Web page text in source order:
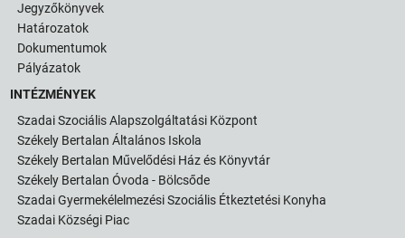
Jegyzőkönyvek
Határozatok
Dokumentumok
Pályázatok
INTÉZMÉNYEK
Szadai Szociális Alapszolgáltatási Központ
Székely Bertalan Általános Iskola
Székely Bertalan Művelődési Ház és Könyvtár
Székely Bertalan Óvoda - Bölcsőde
Szadai Gyermekélelmezési Szociális Étkeztetési Konyha
Szadai Községi Piac